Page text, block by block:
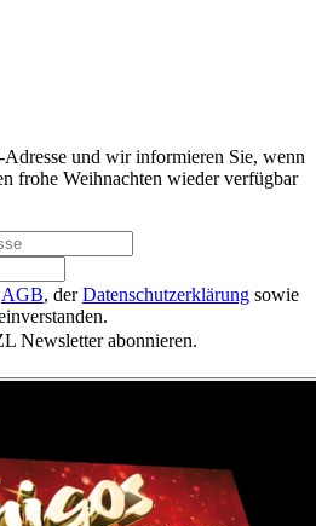
und wir informieren Sie, wenn
frohe Weihnachten wieder verfügbar
AGB, derDatenschutzerklärung sowie
Newsletter abonnieren.